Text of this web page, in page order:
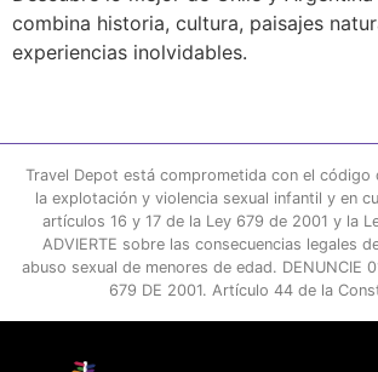
combina historia, cultura, paisajes
experiencias inolvidables.
Travel Depot está comprometida con el código
la explotación y violencia sexual infantil y en
artículos 16 y 17 de la Ley 679 de 2001 y la
ADVIERTE sobre las consecuencias legales
abuso sexual de menores de edad. DENUNCIE
679 DE 2001. Artículo 44 de la